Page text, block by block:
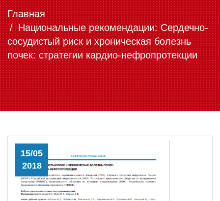
Главная
Национальные рекомендации: Сердечно-
сосудистый риск и хроническая болезнь
почек: стратегии кардио-нефропротекции
15/05
2018